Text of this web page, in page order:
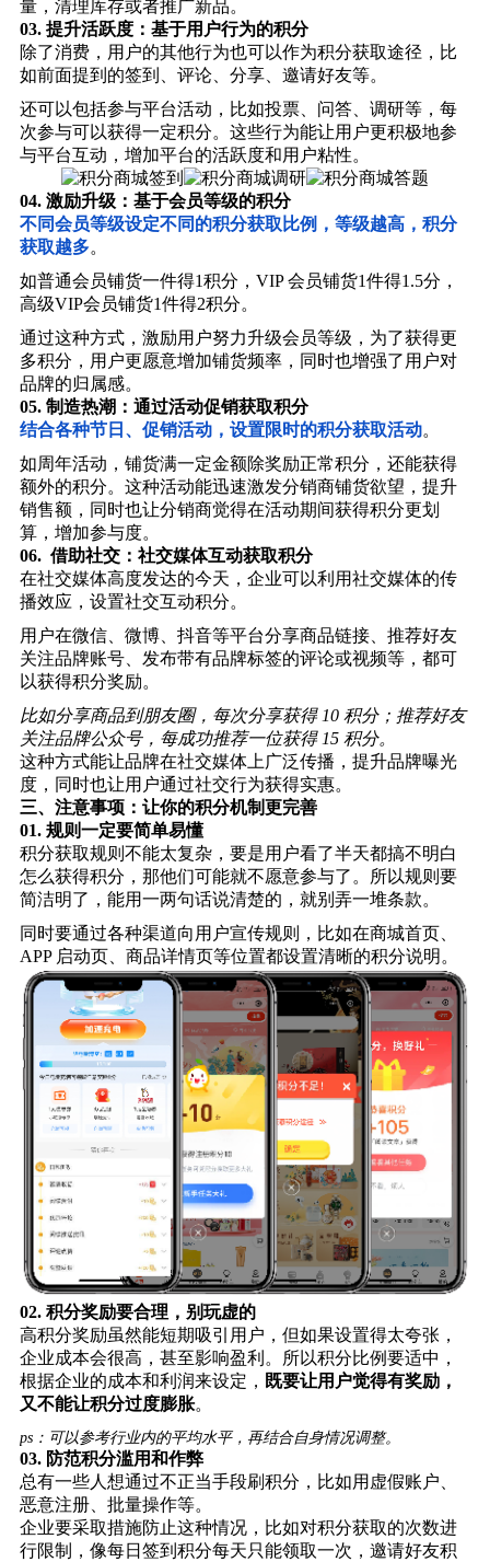
量，清理库存或者推广新品。
03. 提升活跃度：基于用户行为的积分
除了消费，用户的其他行为也可以作为积分获取途径，比
如前面提到的签到、评论、分享、邀请好友等。
还可以包括参与平台活动，比如投票、问答、调研等，每
次参与可以获得一定积分。这些行为能让用户更积极地参
与平台互动，增加平台的活跃度和用户粘性。
04. 激励升级：基于会员等级的积分
不同会员等级设定不同的积分获取比例，等级越高，积分
获取越多。
如普通会员铺货一件得1积分，VIP 会员铺货1件得1.5分，
高级VIP会员铺货1件得2积分。
通过这种方式，激励用户努力升级会员等级，为了获得更
多积分，用户更愿意增加铺货频率，同时也增强了用户对
品牌的归属感。
05. 制造热潮：通过活动促销获取积分
结合各种节日、促销活动，设置限时的积分获取活动。
如周年活动，铺货满一定金额除奖励正常积分，还能获得
额外的积分。这种活动能迅速激发分销商铺货欲望，提升
销售额，同时也让分销商觉得在活动期间获得积分更划
算，增加参与度。
06. 借助社交：社交媒体互动获取积分
在社交媒体高度发达的今天，企业可以利用社交媒体的传
播效应，设置社交互动积分。
用户在微信、微博、抖音等平台分享商品链接、推荐好友
关注品牌账号、发布带有品牌标签的评论或视频等，都可
以获得积分奖励。
比如分享商品到朋友圈，每次分享获得 10 积分；推荐好友
关注品牌公众号，每成功推荐一位获得 15 积分。
这种方式能让品牌在社交媒体上广泛传播，提升品牌曝光
度，同时也让用户通过社交行为获得实惠。
三、 注意事项：让你的积分机制更完善
01. 规则一定要简单易懂
积分获取规则不能太复杂，要是用户看了半天都搞不明白
怎么获得积分，那他们可能就不愿意参与了。所以规则要
简洁明了，能用一两句话说清楚的，就别弄一堆条款。
同时要通过各种渠道向用户宣传规则，比如在商城首页、
APP 启动页、商品详情页等位置都设置清晰的积分说明。
02. 积分奖励要合理，别玩虚的
高积分奖励虽然能短期吸引用户，但如果设置得太夸张，
企业成本会很高，甚至影响盈利。所以积分比例要适中，
根据企业的成本和利润来设定， 既要让用户觉得有奖励，
又不能让积分过度膨胀。
ps：可以参考行业内的平均水平，再结合自身情况调整。
03. 防范积分滥用和作弊
总有一些人想通过不正当手段刷积分，比如用虚假账户、
恶意注册、批量操作等。
企业要采取措施防止这种情况，比如对积分获取的次数进
行限制，像每日签到积分每天只能领取一次，邀请好友积